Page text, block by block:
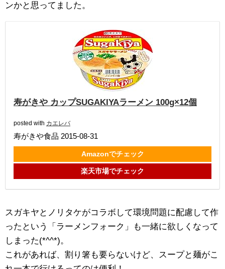
ンかと思ってました。
寿がきや カップSUGAKIYAラーメン 100g×12個
posted with カエレバ
寿がきや食品 2015-08-31
Amazonでチェック
楽天市場でチェック
スガキヤとノリタケがコラボして環境問題に配慮して作
ったという「ラーメンフォーク」も一緒に欲しくなって
しまった(*^^*)。
これがあれば、割り箸も要らないけど、スープと麺がこ